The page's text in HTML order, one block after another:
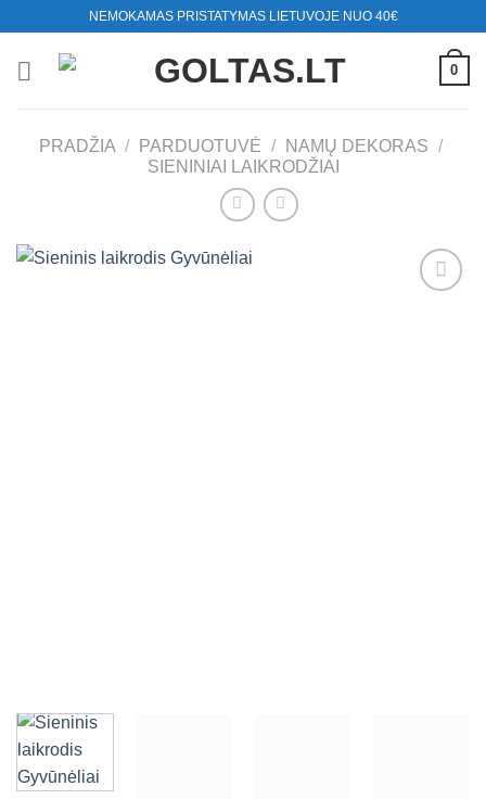
content
NEMOKAMAS PRISTATYMAS LIETUVOJE NUO 40€
0
PRADŽIA / PARDUOTUVĖ / NAMŲ DEKORAS /
SIENINIAI LAIKRODŽIAI